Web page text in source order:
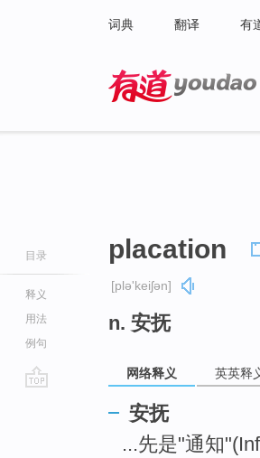
词典 翻译 有
目录
释义
用法
例句
placation
[plə'keiʃən]
n. 安抚
网络释义 英英释
安抚
...先是"通知